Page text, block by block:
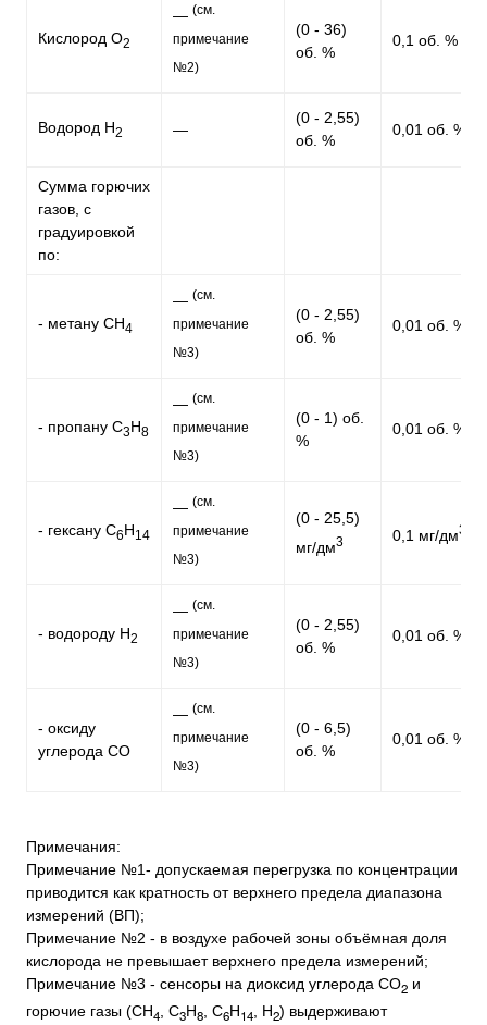
Кислород О2
— (см.
примечание
№2)
(0 - 36)
об. %
0,1 об. %
Водород H2 —
(0 - 2,55)
об. %
0,01 об. %
Сумма горючих
газов, с
градуировкой
по:
- метану CH4
— (см.
примечание
№3)
(0 - 2,55)
об. %
0,01 об. %
- пропану C3H8
— (см.
примечание
№3)
(0 - 1) об.
%
0,01 об. %
- гексану C6H14
— (см.
примечание
№3)
(0 - 25,5)
мг/дм3 0,1 мг/дм3
- водороду H2
— (см.
примечание
№3)
(0 - 2,55)
об. %
0,01 об. %
- оксиду
углерода CO
— (см.
примечание
№3)
(0 - 6,5)
об. %
0,01 об. %
Примечания:
Примечание №1- допускаемая перегрузка по концентрации
приводится как кратность от верхнего предела диапазона
измерений (ВП);
Примечание №2 - в воздухе рабочей зоны объёмная доля
кислорода не превышает верхнего предела измерений;
Примечание №3 - сенсоры на диоксид углерода СО2 и
горючие газы (СН4 , С3Н8 , С6Н14 , Н2) выдерживают